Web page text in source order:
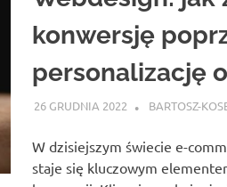
konwersję
personalizację
26 GRUDNIA 2022 BARTOSZ-
W dzisiejszym świecie e-
staje się kluczowym